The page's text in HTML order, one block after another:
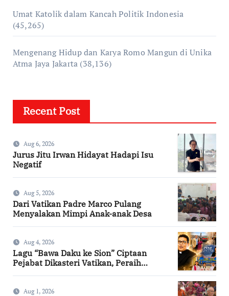
Umat Katolik dalam Kancah Politik Indonesia
(45,265)
Mengenang Hidup dan Karya Romo Mangun di Unika
Atma Jaya Jakarta (38,136)
Recent Post
Aug 6, 2026
Jurus Jitu Irwan Hidayat Hadapi Isu
Negatif
Aug 5, 2026
Dari Vatikan Padre Marco Pulang
Menyalakan Mimpi Anak-anak Desa
Aug 4, 2026
Lagu “Bawa Daku ke Sion” Ciptaan
Pejabat Dikasteri Vatikan, Peraih
Aug 1, 2026